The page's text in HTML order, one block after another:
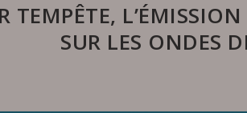
TEMPÊTE,
SUR LES ONDES